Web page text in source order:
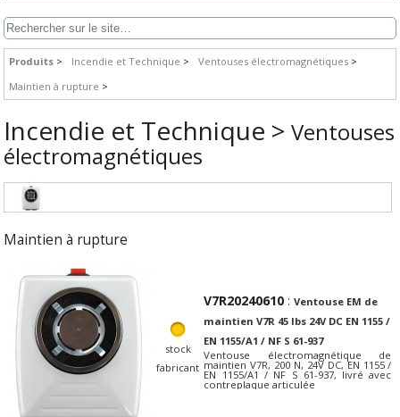
Produits Incendie et Technique
Ventouses électromagnétiques
Maintien à rupture
Incendie et Technique >Ventouses
électromagnétiques
Maintien à rupture
stock
fabricant
V7R20240610 :Ventouse EM de
maintien V7R 45 lbs 24V DC EN 1155 /
EN 1155/A1 / NF S 61-937
Ventouse électromagnétique de
maintien V7R, 200 N, 24V DC, EN 1155 /
EN 1155/A1 / NF S 61-937, livré avec
contreplaque articulée